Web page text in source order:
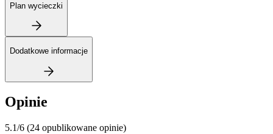
Plan wycieczki
Dodatkowe informacje
Opinie
5.1/6 (24 opublikowane opinie)